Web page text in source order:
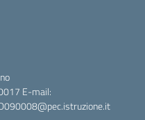
E-mail: